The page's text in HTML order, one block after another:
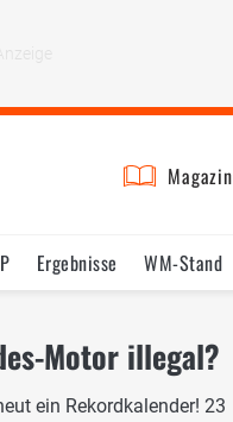
Magazin
Ergebnisse WM-Stand
Motor illegal?
ein Rekordkalender! 23